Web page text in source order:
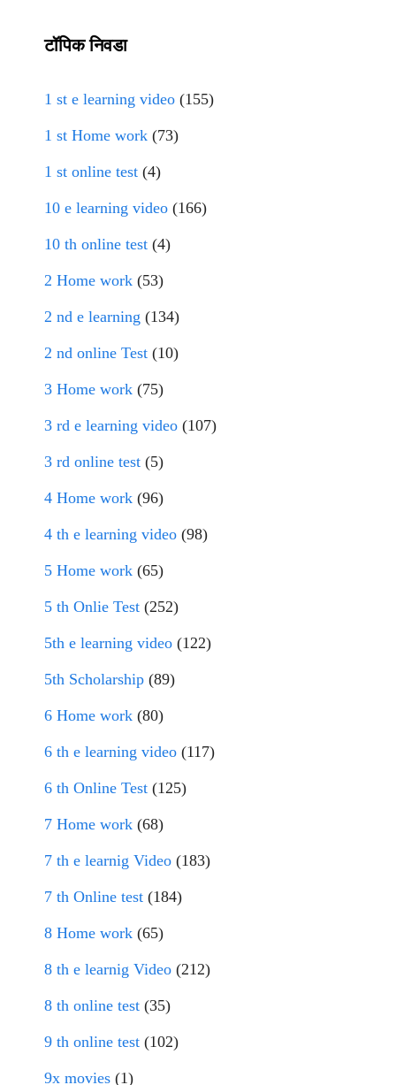
टॉपिक निवडा
1 st e learning video (155)
1 st Home work (73)
1 st online test (4)
10 e learning video (166)
10 th online test (4)
2 Home work (53)
2 nd e learning (134)
2 nd online Test (10)
3 Home work (75)
3 rd e learning video (107)
3 rd online test (5)
4 Home work (96)
4 th e learning video (98)
5 Home work (65)
5 th Onlie Test (252)
5th e learning video (122)
5th Scholarship (89)
6 Home work (80)
6 th e learning video (117)
6 th Online Test (125)
7 Home work (68)
7 th e learnig Video (183)
7 th Online test (184)
8 Home work (65)
8 th e learnig Video (212)
8 th online test (35)
9 th online test (102)
9x movies (1)